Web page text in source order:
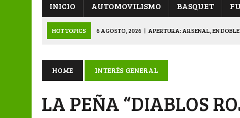
INICIO AUTOMOVILISMO BASQUET
HOT TOPICS 6 AGOSTO, 2026 | APERTURA: ARSENAL, EN
6 AGOSTO, 2026 | APERTURA: BELGRANO DERROTÓ A NAPENAY Y
7 AGOSTO, 2026 | APERTURA “B”: CACU Y CANALLAS AVANZARON
HOME INTERÉS GENERAL
LA PEÑA “DIABLOS